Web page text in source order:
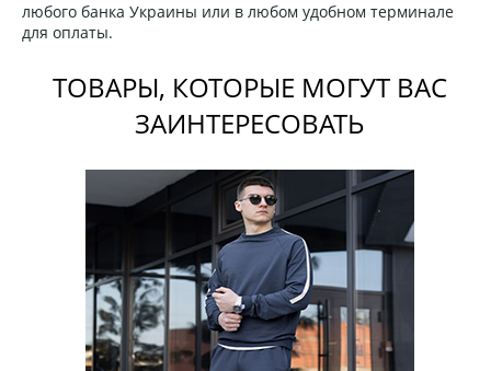
любого банка Украины или в любом удобном терминале
для оплаты.
ТОВАРЫ, КОТОРЫЕ МОГУТ ВАС
ЗАИНТЕРЕСОВАТЬ